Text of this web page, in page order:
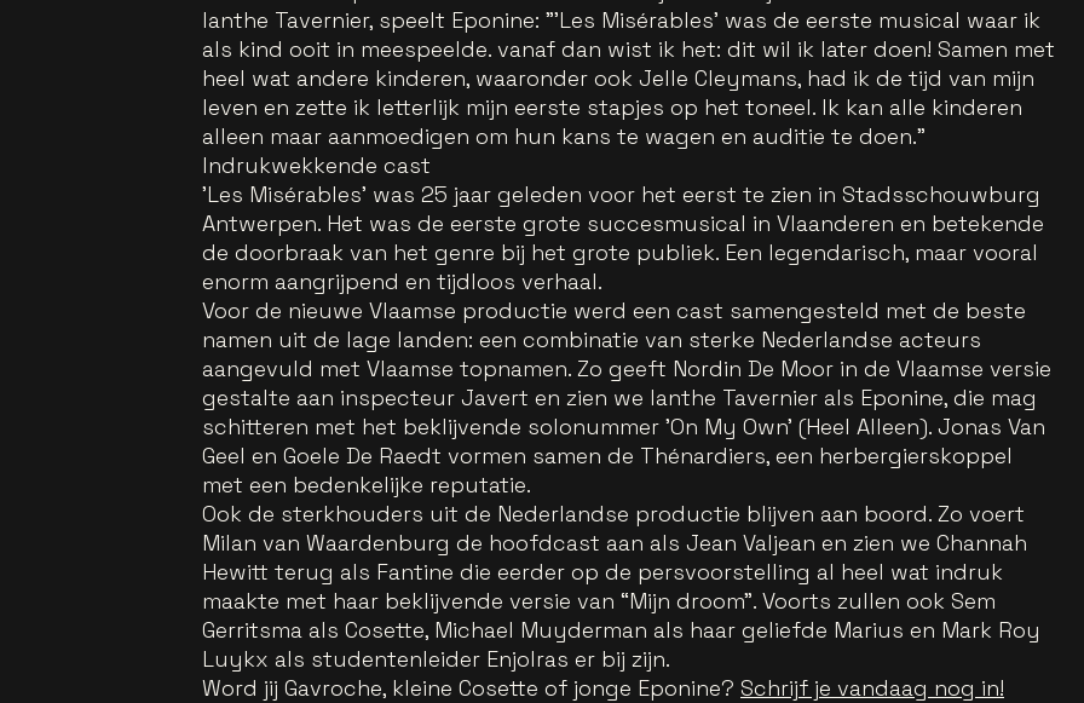
Ianthe Tavernier, speelt Eponine: "'Les Misérables' was de eerste musical waar ik
als kind ooit in meespeelde. vanaf dan wist ik het: dit wil ik later doen! Samen met
heel wat andere kinderen, waaronder ook Jelle Cleymans, had ik de tijd van mijn
leven en zette ik letterlijk mijn eerste stapjes op het toneel. Ik kan alle kinderen
alleen maar aanmoedigen om hun kans te wagen en auditie te doen."
Indrukwekkende cast
'Les Misérables' was 25 jaar geleden voor het eerst te zien in Stadsschouwburg
Antwerpen. Het was de eerste grote succesmusical in Vlaanderen en betekende
de doorbraak van het genre bij het grote publiek. Een legendarisch, maar vooral
enorm aangrijpend en tijdloos verhaal.
Voor de nieuwe Vlaamse productie werd een cast samengesteld met de beste
namen uit de lage landen: een combinatie van sterke Nederlandse acteurs
aangevuld met Vlaamse topnamen. Zo geeft Nordin De Moor in de Vlaamse versie
gestalte aan inspecteur Javert en zien we Ianthe Tavernier als Eponine, die mag
schitteren met het beklijvende solonummer 'On My Own' (Heel Alleen). Jonas Van
Geel en Goele De Raedt vormen samen de Thénardiers, een herbergierskoppel
met een bedenkelijke reputatie.
Ook de sterkhouders uit de Nederlandse productie blijven aan boord. Zo voert
Milan van Waardenburg de hoofdcast aan als Jean Valjean en zien we Channah
Hewitt terug als Fantine die eerder op de persvoorstelling al heel wat indruk
maakte met haar beklijvende versie van “Mijn droom”. Voorts zullen ook Sem
Gerritsma als Cosette, Michael Muyderman als haar geliefde Marius en Mark Roy
Luykx als studentenleider Enjolras er bij zijn.
Word jij Gavroche, kleine Cosette of jonge Eponine? Schrijf je vandaag nog in!